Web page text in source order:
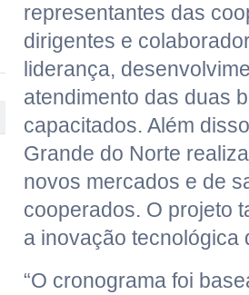
representantes das
dirigentes e
liderança,
atendimento das duas
capacitados. Além
Grande do Norte
novos mercados e de
cooperados. O projeto
a inovação tecnológica
“O cronograma foi